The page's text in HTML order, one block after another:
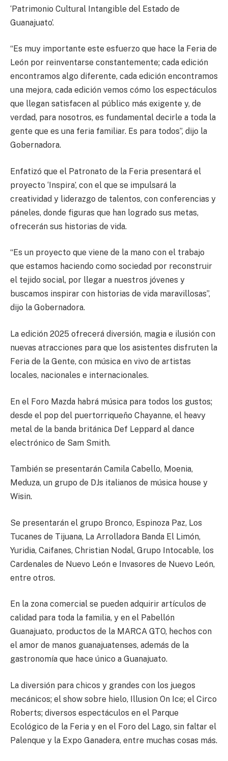
‘Patrimonio Cultural Intangible del Estado de
Guanajuato’.
“Es muy importante este esfuerzo que hace la Feria de
León por reinventarse constantemente; cada edición
encontramos algo diferente, cada edición encontramos
una mejora, cada edición vemos cómo los espectáculos
que llegan satisfacen al público más exigente y, de
verdad, para nosotros, es fundamental decirle a toda la
gente que es una feria familiar. Es para todos”, dijo la
Gobernadora.
Enfatizó que el Patronato de la Feria presentará el
proyecto ‘Inspira’, con el que se impulsará la
creatividad y liderazgo de talentos, con conferencias y
páneles, donde figuras que han logrado sus metas,
ofrecerán sus historias de vida.
“Es un proyecto que viene de la mano con el trabajo
que estamos haciendo como sociedad por reconstruir
el tejido social, por llegar a nuestros jóvenes y
buscamos inspirar con historias de vida maravillosas”,
dijo la Gobernadora.
La edición 2025 ofrecerá diversión, magia e ilusión con
nuevas atracciones para que los asistentes disfruten la
Feria de la Gente, con música en vivo de artistas
locales, nacionales e internacionales.
En el Foro Mazda habrá música para todos los gustos;
desde el pop del puertorriqueño Chayanne, el heavy
metal de la banda británica Def Leppard al dance
electrónico de Sam Smith.
También se presentarán Camila Cabello, Moenia,
Meduza, un grupo de DJs italianos de música house y
Wisin.
Se presentarán el grupo Bronco, Espinoza Paz, Los
Tucanes de Tijuana, La Arrolladora Banda El Limón,
Yuridia, Caifanes, Christian Nodal, Grupo Intocable, los
Cardenales de Nuevo León e Invasores de Nuevo León,
entre otros.
En la zona comercial se pueden adquirir artículos de
calidad para toda la familia, y en el Pabellón
Guanajuato, productos de la MARCA GTO, hechos con
el amor de manos guanajuatenses, además de la
gastronomía que hace único a Guanajuato.
La diversión para chicos y grandes con los juegos
mecánicos; el show sobre hielo, Illusion On Ice; el Circo
Roberts; diversos espectáculos en el Parque
Ecológico de la Feria y en el Foro del Lago, sin faltar el
Palenque y la Expo Ganadera, entre muchas cosas más.